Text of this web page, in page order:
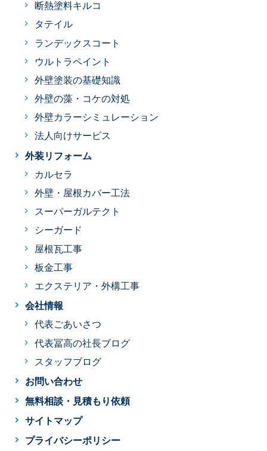
断熱塗料キルコ
タテイル
ランデックスコート
ウルトラペイント
外壁塗装の基礎知識
外壁の藻・コケの対処
外壁カラーシミュレーション
法人向けサービス
外装リフォーム
カルセラ
外壁・屋根カバー工法
スーパーガルテクト
シーガード
屋根瓦工事
板金工事
エクステリア・外構工事
会社情報
代表ごあいさつ
代表冨高の社長ブログ
スタッフブログ
お問い合わせ
無料相談・見積もり依頼
サイトマップ
プライバシーポリシー